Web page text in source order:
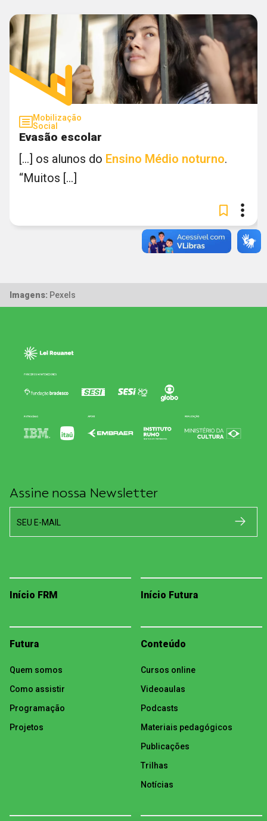
Mobilização
Social
Evasão escolar
[...] os alunos do Ensino Médio noturno.
“Muitos [...]
Imagens: Pexels
Assine nossa Newsletter
SEU E-MAIL
Início FRM Início Futura
Futura
Quem somos
Como assistir
Programação
Projetos
Conteúdo
Cursos online
Videoaulas
Podcasts
Materiais pedagógicos
Publicações
Trilhas
Notícias